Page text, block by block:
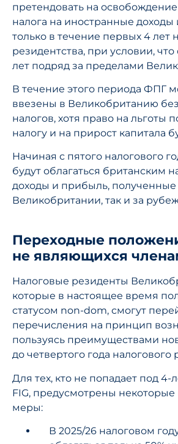
претендовать на
налога на иностранные доходы
только в течение первых 4 лет
резидентства, при условии,
лет подряд за пределами
В течение этого периода ФПГ
ввезены в Великобританию
налогов, хотя право на льготы
налогу и на прирост капитала
Начиная с пятого налогового
будут облагаться британским
доходы и прибыль, полученные
Великобритании, так и за
Переходные
не являющихся
Налоговые резиденты
которые в настоящее время
статусом non-dom, смогут
перечисления на принцип
пользуясь преимуществами
до четвертого года налогового
Для тех, кто не попадает под
FIG, предусмотрены
меры:
В 2025/26 налоговом